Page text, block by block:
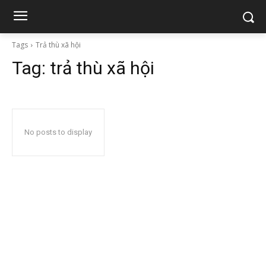
Tags Trả thù xã hội
Tag: trả thù xã hội
No posts to display